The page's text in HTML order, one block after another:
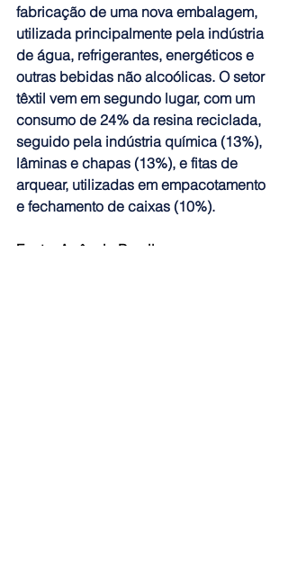
fabricação de uma nova embalagem,
utilizada principalmente pela indústria
de água, refrigerantes, energéticos e
outras bebidas não alcoólicas. O setor
têxtil vem em segundo lugar, com um
consumo de 24% da resina reciclada,
seguido pela indústria química (13%),
lâminas e chapas (13%), e fitas de
arquear, utilizadas em empacotamento
e fechamento de caixas (10%).
Fonte: Agência Brasil